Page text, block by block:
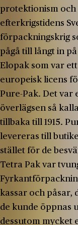
protektionism och
efterkrigstidens
förpackningskrig
pågå till långt in
Elopak som var
europeisk licens
Pure-Pak. Det var
överlägsen så
tillbaka till 1915.
levereras till
stället för de
Tetra Pak var
kassar och påsar,
de kunde öppnas
dessutom mycket